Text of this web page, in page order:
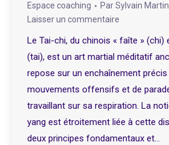
Espace coaching ParSylvain Martin
Laisser un commentaire
Le Tai-chi, du chinois « faîte » (chi)
(tai), est un art martial méditatif
repose sur un enchaînement
mouvements offensifs et de
travaillant sur sa respiration. La
yang est étroitement liée à cette
deux principes fondamentaux et…